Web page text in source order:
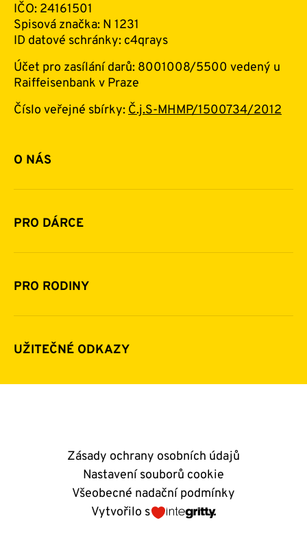
IČO: 24161501
Spisová značka: N 1231
ID datové schránky: c4qrays
Účet pro zasílání darů: 8001008/5500 vedený u
Raiffeisenbank v Praze
Číslo veřejné sbírky:Č.j.S-MHMP/1500734/2012
O NÁS
Základní informace o nadaci
Historie a zakladatelé
Financování
Pomoc v číslech
Napsali o nás
PRO DÁRCE
Jak pomáhat
Daňová uznatelnost darů
Další možnosti pomoci
Zpravodaje
PRO RODINY
Komu a jak pomáháme
Pravidla poskytování finanční pomoci
UŽITEČNÉ ODKAZY
Kontakty
Zásady ochrany osobních údajů
Nastavení souborů cookie
Všeobecné nadační podmínky
Vytvořilo s